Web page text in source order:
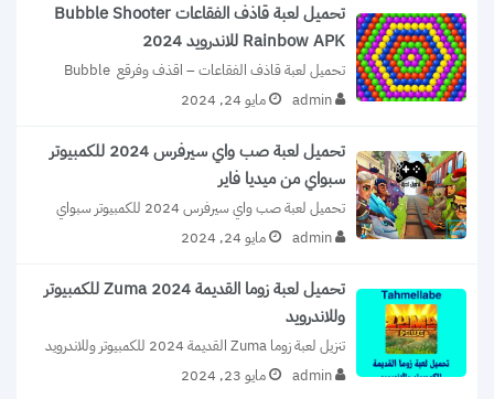
تحميل لعبة قاذف الفقاعات Bubble Shooter
Rainbow APK للاندرويد 2024
تحميل لعبة قاذف الفقاعات – اقذف وفرقع Bubble
Shooter Rainbow 2024 للاندرويد لعبة قاذف...
admin مايو 24, 2024
تحميل لعبة صب واي سيرفرس 2024 للكمبيوتر
سبواي من ميديا فاير
من ميديا فاير لعبة صب واي...
admin مايو 24, 2024
تحميل لعبة زوما القديمة 2024 Zuma للكمبيوتر
وللاندرويد
انت الآن تقوم بتحميل لعبة زوما...
admin مايو 23, 2024